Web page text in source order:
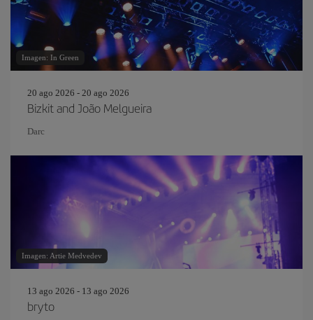
Imagen: In Green
20 ago 2026 - 20 ago 2026
Bizkit and João Melgueira
Darc
Imagen: Artie Medvedev
13 ago 2026 - 13 ago 2026
bryto